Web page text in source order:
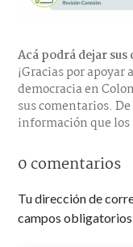
Acá podrá dejar
¡Gracias por
democracia en
sus comentarios.
información que los
0 comentarios
Tu dirección de
campos